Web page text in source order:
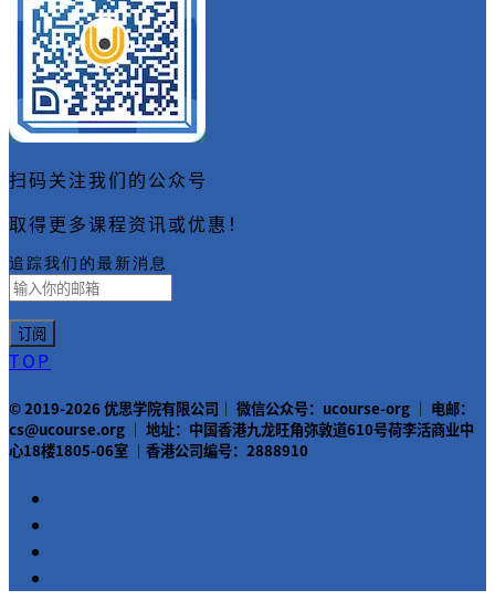
扫码关注我们的公众号
取得更多课程资讯或优惠！
追踪我们的最新消息
TOP
© 2019-2026 优思学院有限公司｜ 微信公众号：ucourse-org ｜ 电邮：
cs@ucourse.org ｜ 地址：中国香港九龙旺角弥敦道610号荷李活商业中
心18楼1805-06室 ｜香港公司编号：2888910